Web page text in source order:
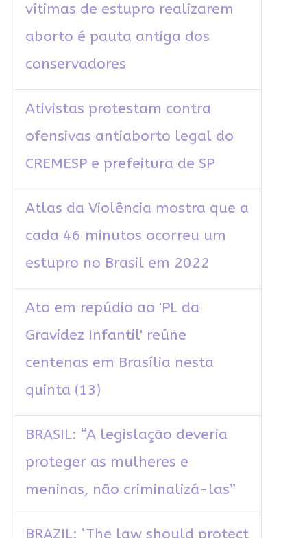
vítimas de estupro realizarem
aborto é pauta antiga dos
conservadores
Ativistas protestam contra
ofensivas antiaborto legal do
CREMESP e prefeitura de SP
Atlas da Violência mostra que a
cada 46 minutos ocorreu um
estupro no Brasil em 2022
Ato em repúdio ao 'PL da
Gravidez Infantil' reúne
centenas em Brasília nesta
quinta (13)
BRASIL: “A legislação deveria
proteger as mulheres e
meninas, não criminalizá-las”
BRAZIL: ‘The law should protect